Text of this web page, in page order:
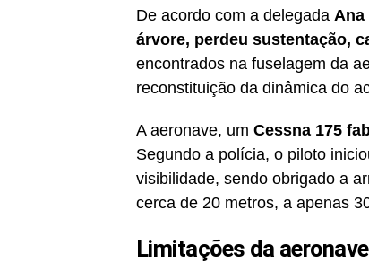
De acordo com a delegada Ana
árvore, perdeu sustentação,
encontrados na fuselagem da
reconstituição da dinâmica do
A aeronave, um Cessna 175
Segundo a polícia, o piloto
visibilidade, sendo obrigado a
cerca de 20 metros, a apenas
Limitações da